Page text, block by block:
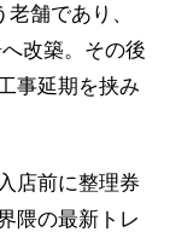
舗であり、
改築。その後
事延期を挟み
店前に整理券
隈の最新トレ